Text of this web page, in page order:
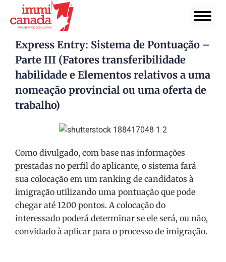
Express Entry: Sistema de Pontuação –
Parte III (Fatores transferibilidade
habilidade e Elementos relativos a uma
nomeação provincial ou uma oferta de
trabalho)
Como divulgado, com base nas informações
prestadas no perfil do aplicante, o sistema fará
sua colocação em um ranking de candidatos à
imigração utilizando uma pontuação que pode
chegar até 1200 pontos. A colocação do
interessado poderá determinar se ele será, ou não,
convidado à aplicar para o processo de imigração.